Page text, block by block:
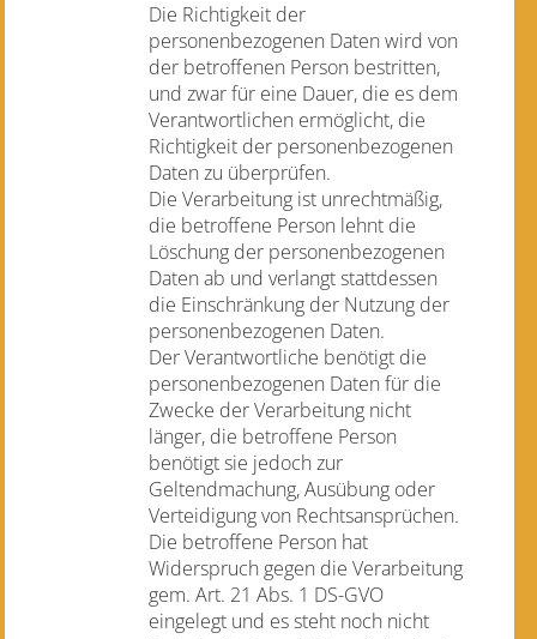
Die Richtigkeit der
personenbezogenen Daten wird von
der betroffenen Person bestritten,
und zwar für eine Dauer, die es dem
Verantwortlichen ermöglicht, die
Richtigkeit der personenbezogenen
Daten zu überprüfen.
Die Verarbeitung ist unrechtmäßig,
die betroffene Person lehnt die
Löschung der personenbezogenen
Daten ab und verlangt stattdessen
die Einschränkung der Nutzung der
personenbezogenen Daten.
Der Verantwortliche benötigt die
personenbezogenen Daten für die
Zwecke der Verarbeitung nicht
länger, die betroffene Person
benötigt sie jedoch zur
Geltendmachung, Ausübung oder
Verteidigung von Rechtsansprüchen.
Die betroffene Person hat
Widerspruch gegen die Verarbeitung
gem. Art. 21 Abs. 1 DS-GVO
eingelegt und es steht noch nicht